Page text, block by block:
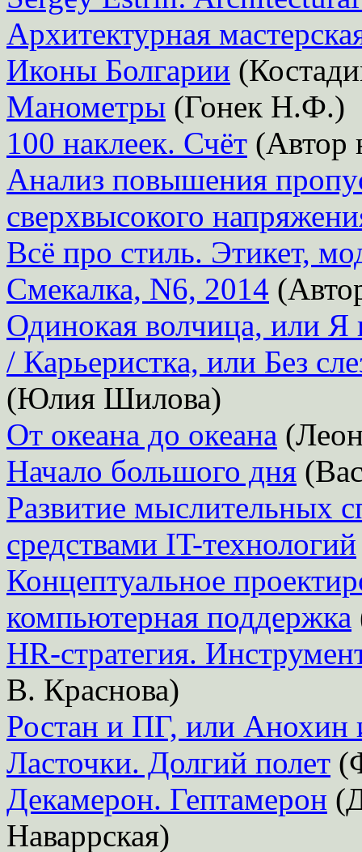
Архитектурная
Иконы Болгарии
Манометры (Гонек Н.Ф.)
100 наклеек. Счёт (Автор
Анализ повышения
сверхвысокого
Всё про стиль. Этикет,
Смекалка, N6, 2014
Одинокая волчица, или Я
/ Карьеристка, или Без
(Юлия Шилова)
От океана до океана
Начало большого дня
Развитие мыслительных
средствами IT-технологий
Концептуальное
компьютерная поддержка
HR-стратегия.
В. Краснова)
Ростан и ПГ, или Анохин
Ласточки. Долгий полет
Декамерон. Гептамерон
Наваррская)